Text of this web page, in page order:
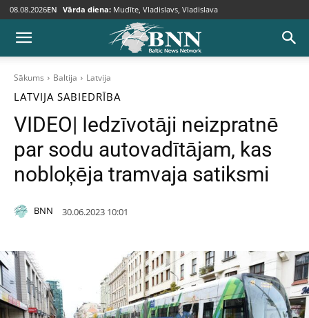
08.08.2026EN Vārda diena: Mudīte, Vladislavs, Vladislava
Sākums Baltija Latvija
LATVIJA SABIEDRĪBA
VIDEO| Iedzīvotāji neizpratnē
par sodu autovadītājam, kas
nobloķēja tramvaja satiksmi
BNN 30.06.2023 10:01